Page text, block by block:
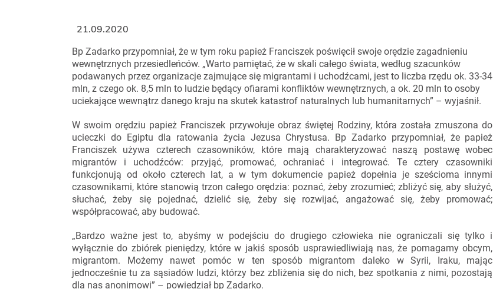
Bp Zadarko przypomniał, że w tym roku papież Franciszek poświęcił swoje orędzie zagadnieniu
wewnętrznych przesiedleńców. „Warto pamiętać, że w skali całego świata, według szacunków
podawanych przez organizacje zajmujące się migrantami i uchodźcami, jest to liczba rzędu ok. 33-34
mln, z czego ok. 8,5 mln to ludzie będący ofiarami konfliktów wewnętrznych, a ok. 20 mln to osoby
uciekające wewnątrz danego kraju na skutek katastrof naturalnych lub humanitarnych” – wyjaśnił.
W swoim orędziu papież Franciszek przywołuje obraz świętej Rodziny, która została zmuszona do
ucieczki do Egiptu dla ratowania życia Jezusa Chrystusa. Bp Zadarko przypomniał, że papież
Franciszek używa czterech czasowników, które mają charakteryzować naszą postawę wobec
migrantów i uchodźców: przyjąć, promować, ochraniać i integrować. Te cztery czasowniki
funkcjonują od około czterech lat, a w tym dokumencie papież dopełnia je sześcioma innymi
czasownikami, które stanowią trzon całego orędzia: poznać, żeby zrozumieć; zbliżyć się, aby służyć,
słuchać, żeby się pojednać, dzielić się, żeby się rozwijać, angażować się, żeby promować;
współpracować, aby budować.
„Bardzo ważne jest to, abyśmy w podejściu do drugiego człowieka nie ograniczali się tylko i
wyłącznie do zbiórek pieniędzy, które w jakiś sposób usprawiedliwiają nas, że pomagamy obcym,
migrantom. Możemy nawet pomóc w ten sposób migrantom daleko w Syrii, Iraku, mając
jednocześnie tu za sąsiadów ludzi, którzy bez zbliżenia się do nich, bez spotkania z nimi, pozostają
dla nas anonimowi” – powiedział bp Zadarko.
21.09.2020